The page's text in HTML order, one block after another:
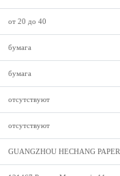
от 20 до 40
бумага
бумага
отсутствуют
отсутствуют
GUANGZHOU HECHANG PAPER